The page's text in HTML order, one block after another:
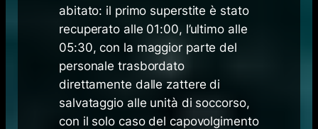
abitato: il primo superstite è stato
recuperato alle 01:00, l’ultimo alle
05:30, con la maggior parte del
personale trasbordato
direttamente dalle zattere di
salvataggio alle unità di soccorso,
con il solo caso del capovolgimento